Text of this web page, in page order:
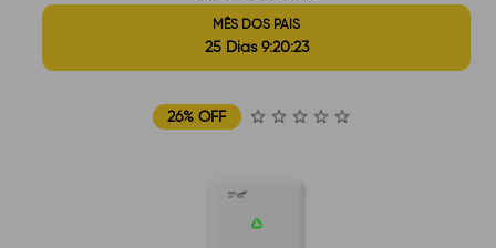
MÊS DOS PAIS
25 Dias 9:20:22
26% OFF